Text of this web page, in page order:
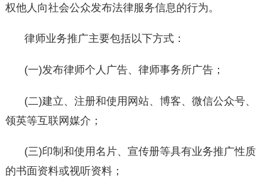
权他人向社会公众发布法律服务信息的行为。
律师业务推广主要包括以下方式：
(一)发布律师个人广告、律师事务所广告；
(二)建立、注册和使用网站、博客、微信公众号、
领英等互联网媒介；
(三)印制和使用名片、宣传册等具有业务推广性质
的书面资料或视听资料；